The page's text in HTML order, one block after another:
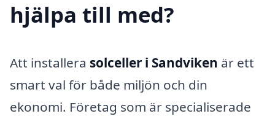
hjälpa till med?
Att installera solceller i Sandviken är ett
smart val för både miljön och din
ekonomi. Företag som är specialiserade